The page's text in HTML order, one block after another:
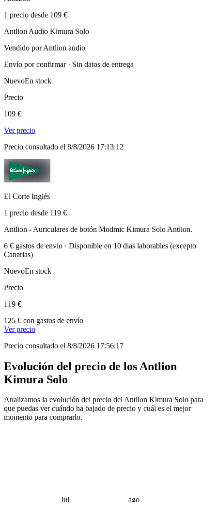
1 precio desde 109 €
Antlion Audio Kimura Solo
Vendido por Antlion audio
Envío por confirmar · Sin datos de entrega
NuevoEn stock
Precio
109 €
Ver precio
Precio consultado el 8/8/2026 17:13:12
El Corte Inglés
1 precio desde 119 €
Antlion - Auriculares de botón Modmic Kimura Solo Antlion.
6 € gastos de envío · Disponible en 10 dias laborables (excepto
Canarias)
NuevoEn stock
Precio
119 €
125 € con gastos de envío
Ver precio
Precio consultado el 8/8/2026 17:56:17
Evolución del precio de los Antlion
Kimura Solo
Analizamos la evolución del precio del Antlion Kimura Solo para
que puedas ver cuándo ha bajado de precio y cuál es el mejor
momento para comprarlo.
jul ago